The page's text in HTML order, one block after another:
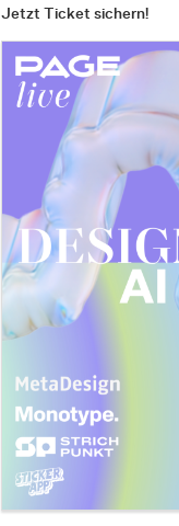
Jetzt Ticket sichern!